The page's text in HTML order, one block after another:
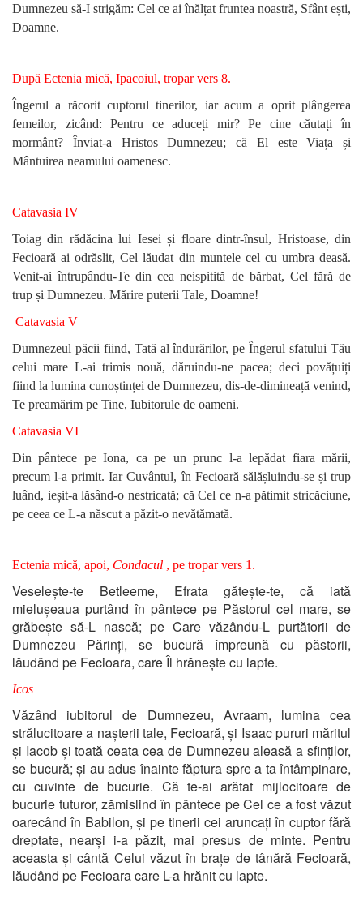
Dumnezeu să-I strigăm: Cel ce ai înălțat fruntea noastră, Sfânt ești,
Doamne.
După Ectenia mică, Ipacoiul, tropar vers 8.
Îngerul a răcorit cuptorul tinerilor, iar acum a oprit plângerea
femeilor, zicând: Pentru ce aduceți mir? Pe cine căutați în
mormânt? Înviat-a Hristos Dumnezeu; că El este Viața și
Mântuirea neamului oamenesc.
Catavasia IV
Toiag din rădăcina lui Iesei și floare dintr-însul, Hristoase, din
Fecioară ai odrăslit, Cel lăudat din muntele cel cu umbra deasă.
Venit-ai întrupându-Te din cea neispitită de bărbat, Cel fără de
trup și Dumnezeu. Mărire puterii Tale, Doamne!
Catavasia V
Dumnezeul păcii fiind, Tată al îndurărilor, pe Îngerul sfatului Tău
celui mare L-ai trimis nouă, dăruindu-ne pacea; deci povățuiți
fiind la lumina cunoștinței de Dumnezeu, dis-de-dimineață venind,
Te preamărim pe Tine, Iubitorule de oameni.
Catavasia VI
Din pântece pe Iona, ca pe un prunc l-a lepădat fiara mării,
precum l-a primit. Iar Cuvântul, în Fecioară sălășluindu-se și trup
luând, ieșit-a lăsând-o nestricată; că Cel ce n-a pătimit stricăciune,
pe ceea ce L-a născut a păzit-o nevătămată.
Ectenia mică, apoi, Condacul , pe tropar vers 1.
Veselește-te Betleeme, Efrata gătește-te, că iată
mielușeaua purtând în pântece pe Păstorul cel mare, se
grăbește să-L nască; pe Care văzându-L purtătorii de
Dumnezeu Părinți, se bucură împreună cu păstorii,
lăudând pe Fecioara, care Îl hrănește cu lapte.
Icos
Văzând iubitorul de Dumnezeu, Avraam, lumina cea
strălucitoare a nașterii tale, Fecioară, și Isaac pururi măritul
și Iacob și toată ceata cea de Dumnezeu aleasă a sfinților,
se bucură; și au adus înainte făptura spre a ta întâmpinare,
cu cuvinte de bucurie. Că te-ai arătat mijlocitoare de
bucurie tuturor, zămislind în pântece pe Cel ce a fost văzut
oarecând în Babilon, și pe tinerii cei aruncați în cuptor fără
dreptate, nearși i-a păzit, mai presus de minte. Pentru
aceasta și cântă Celui văzut în brațe de tânără Fecioară,
lăudând pe Fecioara care L-a hrănit cu lapte.